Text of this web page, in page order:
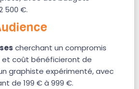
500 €.
cherchant un compromis
coût bénéficieront de
graphiste expérimenté, avec
de 199 € à 999 €.